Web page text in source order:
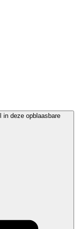
in deze opblaasbare